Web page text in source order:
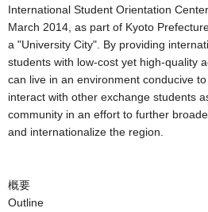
International Student Orientation
March 2014, as part of Kyoto
a "University City". By providing
students with low-cost yet high-quality
can live in an environment conducive
interact with other exchange students
community in an effort to further
and internationalize the region.
概要
Outline